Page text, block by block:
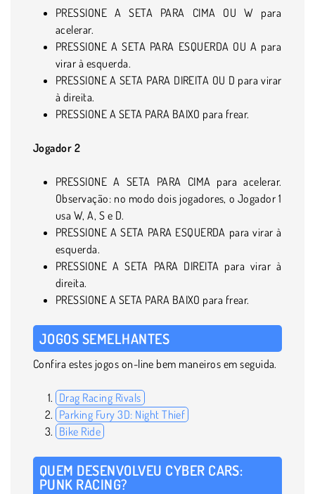
PRESSIONE A SETA PARA CIMA OU W para
acelerar.
PRESSIONE A SETA PARA ESQUERDA OU A para
virar à esquerda.
PRESSIONE A SETA PARA DIREITA OU D para virar
à direita.
PRESSIONE A SETA PARA BAIXO para frear.
Jogador 2
PRESSIONE A SETA PARA CIMA para acelerar.
Observação: no modo dois jogadores, o Jogador 1
usa W, A, S e D.
PRESSIONE A SETA PARA ESQUERDA para virar à
esquerda.
PRESSIONE A SETA PARA DIREITA para virar à
direita.
PRESSIONE A SETA PARA BAIXO para frear.
JOGOS SEMELHANTES
Confira estes jogos on-line bem maneiros em seguida.
Drag Racing Rivals
Parking Fury 3D: Night Thief
Bike Ride
QUEM DESENVOLVEU CYBER CARS:
PUNK RACING?